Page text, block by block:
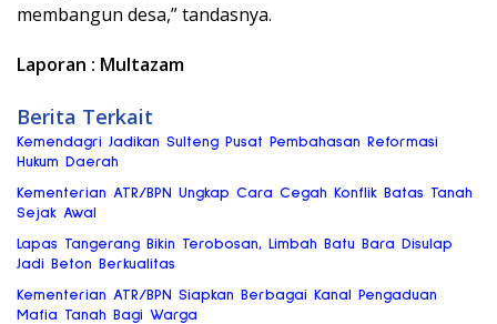
membangun desa,” tandasnya.
Laporan : Multazam
Berita Terkait
Kemendagri Jadikan Sulteng Pusat Pembahasan Reformasi
Hukum Daerah
Kementerian ATR/BPN Ungkap Cara Cegah Konflik Batas Tanah
Sejak Awal
Lapas Tangerang Bikin Terobosan, Limbah Batu Bara Disulap
Jadi Beton Berkualitas
Kementerian ATR/BPN Siapkan Berbagai Kanal Pengaduan
Mafia Tanah Bagi Warga